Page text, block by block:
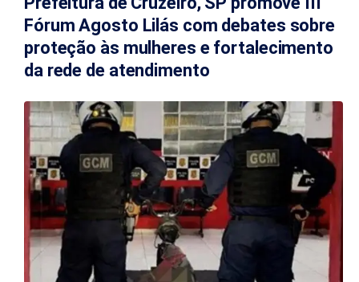
Fórum Agosto Lilás com debates sobre
proteção às mulheres e fortalecimento
da rede de atendimento